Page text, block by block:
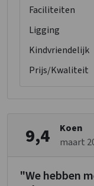
Faciliteiten
Ligging
Kindvriendelijk
Prijs/Kwaliteit
9,4
Koen
maart
"We hebben